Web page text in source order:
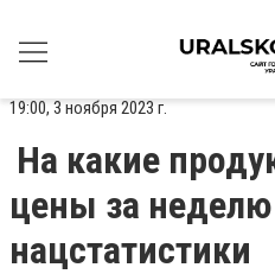
19:00, 3 ноября 2023 г.
На какие
цены за
нацстатистики